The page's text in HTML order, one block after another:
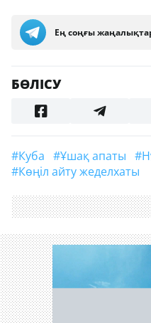
Ең соңғы
БӨЛІСУ
#Куба #ұшақ апаты
#көңіл айту жеделхаты